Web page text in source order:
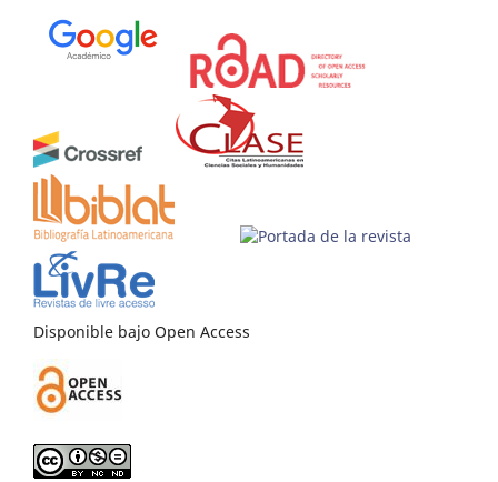
Disponible bajo Open Access